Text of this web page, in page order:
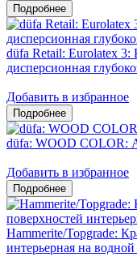
düfa Retail: Eurolatex 3:
дисперсионная
Добавить в избранное
düfa: WOOD COLOR:
Добавить в избранное
Hammerite/Topgrade:
интерьерная на